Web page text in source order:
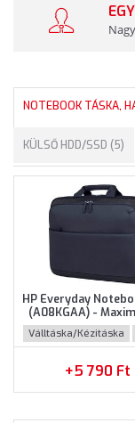
NOTEBOOK TÁSKA,
KÜLSŐ HDD/SSD (5)
HP Everyday
(A08KGAA) -
méretű
Válltáska/Kézitáska
+5 790 Ft